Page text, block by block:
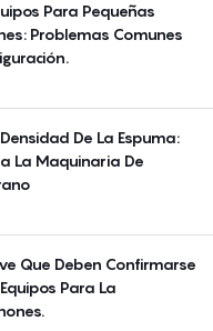
Para Pequeñas
Problemas Comunes
De La Espuma:
La Maquinaria De
Que Deben Confirmarse
Para La